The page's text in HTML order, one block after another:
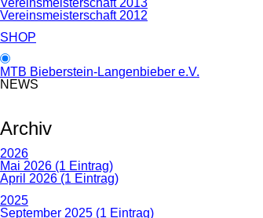
Vereinsmeisterschaft 2012
SHOP
MTB Bieberstein-Langenbieber e.V.
NEWS
Archiv
2026
Mai 2026 (1 Eintrag)
April 2026 (1 Eintrag)
2025
September 2025 (1 Eintrag)